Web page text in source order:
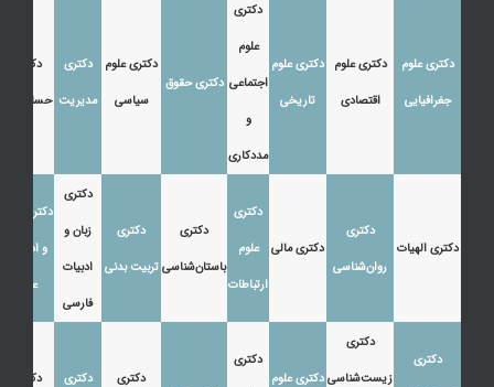
دکتری علوم
جغرافیایی
دکتری علوم
اقتصادی
دکتری علوم
تاریخی
دکتری
علوم
اجتماعی
و
مددکاری
دکتری حقوق
دکتری علوم
سیاسی
دکتری
مدیریت
دکتری
حسابداری
دکتری الهیات
دکتری
روان‌شناسی
دکتری مالی
دکتری
علوم
ارتباطات
دکتری
باستان‌شناسی
دکتری
تربیت بدنی
دکتری
زبان و
ادبیات
فارسی
دکتری زبان
و ادبیات
عرب
دکتری
دکتری
زیست‌شناسیدکتری علوم
دکتری
دکتری
دکتری
دکتری